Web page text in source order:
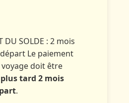
DU SOLDE : 2 mois
Le paiement
doit être
tard 2 mois
.